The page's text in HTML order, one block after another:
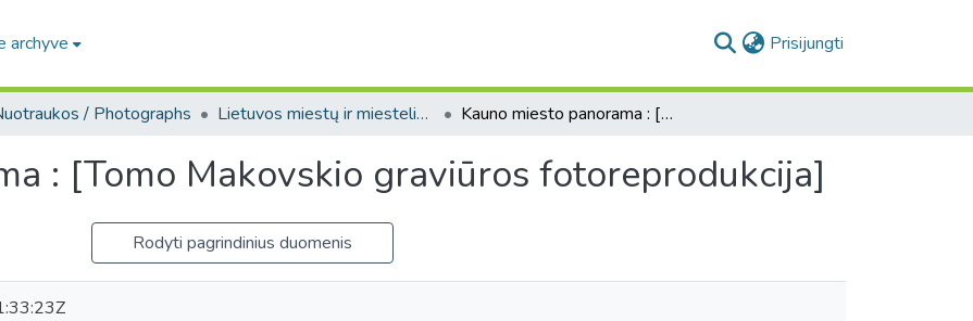
archyve Prisijungti
/ Photographs Lietuvos miestų ir miestelių vaizdai / Images of Lithuanian cities and towns Kauno miesto panorama : [Tomo Makovskio graviūros fotoreprodukcija]
: [Tomo Makovskio graviūros fotoreprodukcija]
Rodyti pagrindinius duomenis